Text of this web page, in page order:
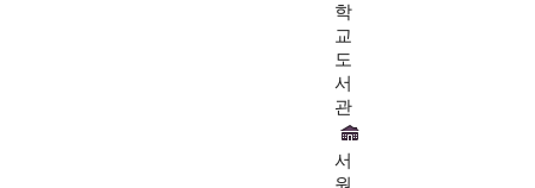
학
교
도
서
관
서
원